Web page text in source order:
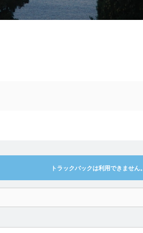
トラックバックは利用できません。